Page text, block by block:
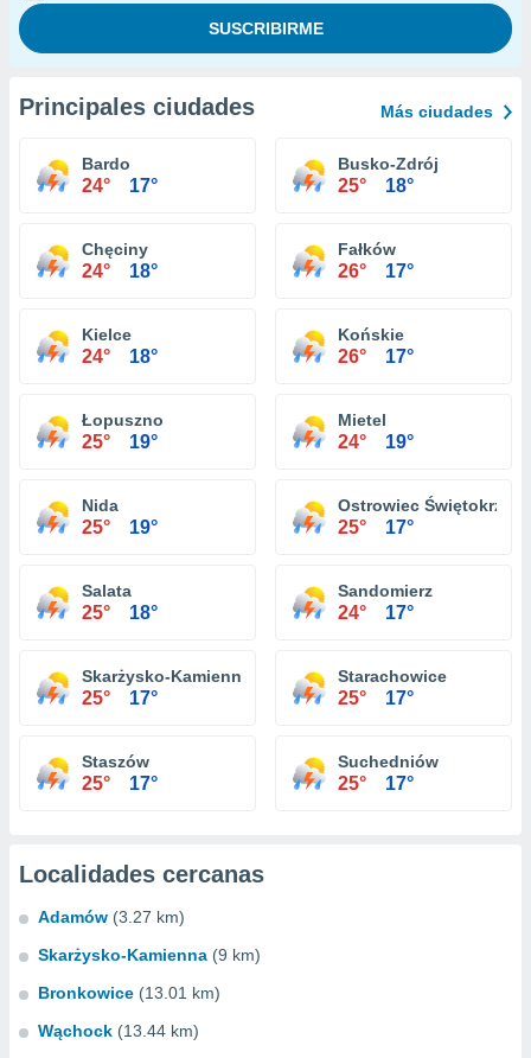
Principales ciudades Más ciudades
Bardo
24° 17°
Busko-Zdrój
25° 18°
Chęciny
24° 18°
Fałków
26° 17°
Kielce
24° 18°
Końskie
26° 17°
Łopuszno
25° 19°
Mietel
24° 19°
Nida
25° 19°
Ostrowiec
25° 17°
Salata
25° 18°
Sandomierz
24° 17°
Skarżysko-Kamienna
25° 17°
Starachowice
25° 17°
Staszów
25° 17°
Suchedniów
25° 17°
Localidades cercanas
Adamów (3.27 km)
Skarżysko-Kamienna (9 km)
Bronkowice (13.01 km)
Wąchock (13.44 km)